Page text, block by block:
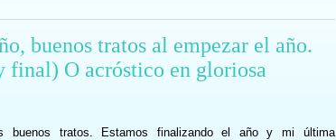
buenos tratos al empezar el año.
final) O acróstico en gloriosa
buenos tratos. Estamos finalizando el año y mi última